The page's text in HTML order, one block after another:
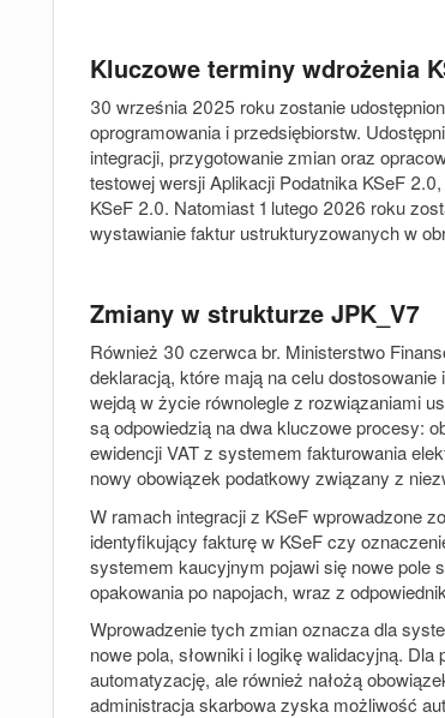
Kluczowe terminy wdrożenia
30 września 2025 roku zostanie
oprogramowania i przedsiębiorstw.
integracji, przygotowanie zmian oraz
testowej wersji Aplikacji Podatnika KSeF
KSeF 2.0. Natomiast 1 lutego 2026 roku
wystawianie faktur ustrukturyzowanych w
Zmiany w strukturze JPK_V7
Również 30 czerwca br. Ministerstwo
deklaracją, które mają na celu
wejdą w życie równolegle z rozwiązaniami
są odpowiedzią na dwa kluczowe procesy:
ewidencji VAT z systemem fakturowania
nowy obowiązek podatkowy związany z
W ramach integracji z KSeF wprowadzone
identyfikujący fakturę w KSeF czy
systemem kaucyjnym pojawi się nowe pole
opakowania po napojach, wraz z
Wprowadzenie tych zmian oznacza dla
nowe pola, słowniki i logikę walidacyjną.
automatyzację, ale również nałożą
administracja skarbowa zyska możliwość